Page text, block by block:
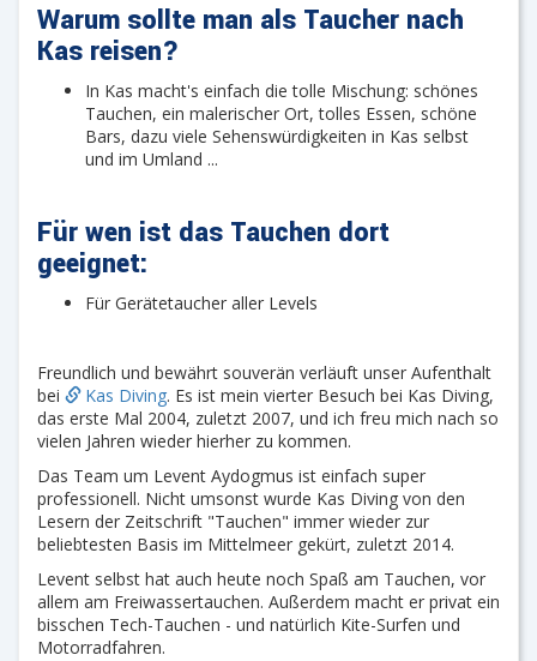
Warum sollte man als Taucher nach
Kas reisen?
In Kas macht's einfach die tolle Mischung: schönes
Tauchen, ein malerischer Ort, tolles Essen, schöne
Bars, dazu viele Sehenswürdigkeiten in Kas selbst
und im Umland ...
Für wen ist das Tauchen dort
geeignet:
Für Gerätetaucher aller Levels
Freundlich und bewährt souverän verläuft unser Aufenthalt
bei
Kas Diving. Es ist mein vierter Besuch bei Kas Diving,
das erste Mal 2004, zuletzt 2007, und ich freu mich nach so
vielen Jahren wieder hierher zu kommen.
Das Team um Levent Aydogmus ist einfach super
professionell. Nicht umsonst wurde Kas Diving von den
Lesern der Zeitschrift "Tauchen" immer wieder zur
beliebtesten Basis im Mittelmeer gekürt, zuletzt 2014.
Levent selbst hat auch heute noch Spaß am Tauchen, vor
allem am Freiwassertauchen. Außerdem macht er privat ein
bisschen Tech-Tauchen - und natürlich Kite-Surfen und
Motorradfahren.